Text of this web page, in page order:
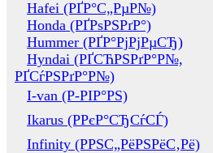
Hafei (РҐР°С„РµР№)
Honda (РҐРѕРЅРґР°)
Hummer (РҐР°РјРјРµСЂ)
Hyndai (РҐСЋРЅРґР°Р№,
РҐСѓРЅРґР°Р№)
I-van (Р-РІР°РЅ)
Ikarus (РРєР°СЂСѓСЃ)
Infinity (РРЅС„РёРЅРёС‚Рё)